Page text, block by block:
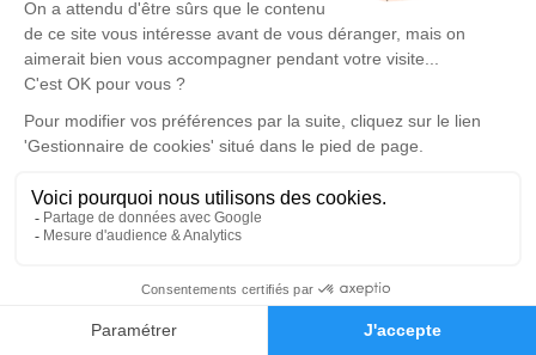
Faire-part Hommages
HERBAUT.
Un service de plantation d’arbre hommage est
disponible ici.
Je rends hommage
Cérémonie
38890 Vasselin